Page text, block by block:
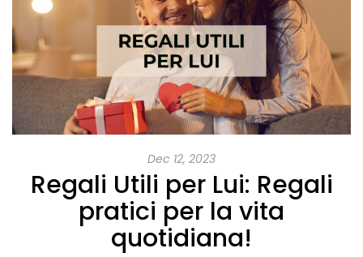
Dec 12, 2023
Regali Utili per Lui: Regali
pratici per la vita
quotidiana!